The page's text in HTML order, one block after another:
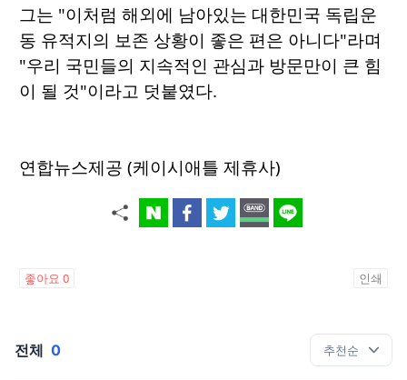
그는 "이처럼 해외에 남아있는 대한민국 독립운
동 유적지의 보존 상황이 좋은 편은 아니다"라며
"우리 국민들의 지속적인 관심과 방문만이 큰 힘
이 될 것"이라고 덧붙였다.
연합뉴스제공 (케이시애틀 제휴사)
좋아요 0 인쇄
전체 0